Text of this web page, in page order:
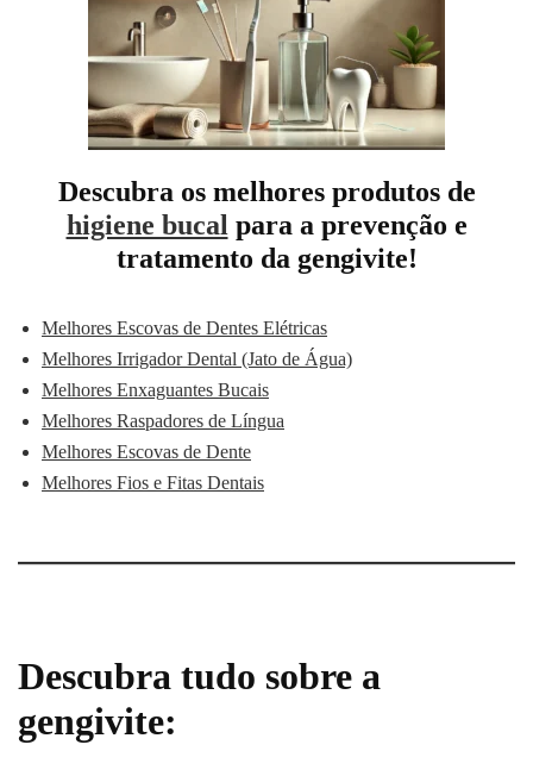
Descubra os melhores produtos de
higiene bucalpara a prevenção e
tratamento da gengivite!
Melhores Escovas de Dentes Elétricas
Melhores Irrigador Dental (Jato de Água)
Melhores Enxaguantes Bucais
Melhores Raspadores de Língua
Melhores Escovas de Dente
Melhores Fios e Fitas Dentais
Descubra tudo sobre a
gengivite: